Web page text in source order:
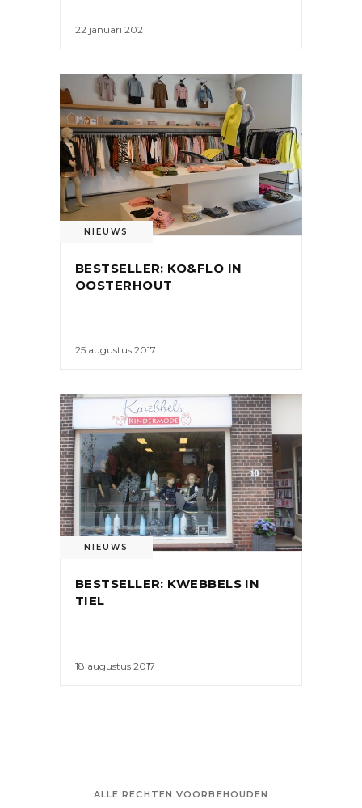
22 januari 2021
NIEUWS
BESTSELLER: KO&FLO IN
OOSTERHOUT
25 augustus 2017
NIEUWS
BESTSELLER: KWEBBELS IN
TIEL
18 augustus 2017
ALLE RECHTEN VOORBEHOUDEN